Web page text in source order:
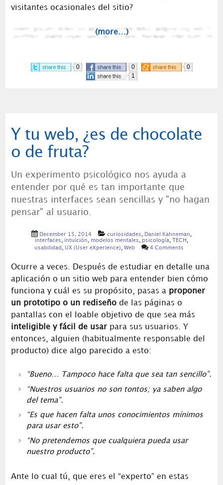
visitantes ocasionales del sitio?
(more…)
0 0
0
1
Y tu web, ¿es de chocolate
o de fruta?
Un experimento psicológico nos ayuda a
entender por qué es tan importante que
nuestras interfaces sean sencillas y "no hagan
pensar" al usuario.
December 15, 2014 curiosidades Daniel Kahneman
interfaces
intuición modelos mentales psicología TECH
usabilidad
UX (User eXperience) Web 4 Comments
Ocurre a veces. Después de estudiar en detalle una
aplicación o un sitio web para entender bien cómo
funciona y cuál es su propósito, pasas a proponer
un prototipo o un rediseñode las páginas o
pantallas con el loable objetivo de que sea más
inteligible y fácil de usarpara sus usuarios. Y
entonces, alguien (habitualmente responsable del
producto) dice algo parecido a esto:
“Bueno… Tampoco hace falta que sea tan sencillo”.
“Nuestros usuarios no son tontos; ya saben algo
del tema”.
“Es que hacen falta unos conocimientos mínimos
para usar esto”.
“No pretendemos que cualquiera pueda usar
nuestro producto”.
Ante lo cual tú, que eres el “experto” en estas